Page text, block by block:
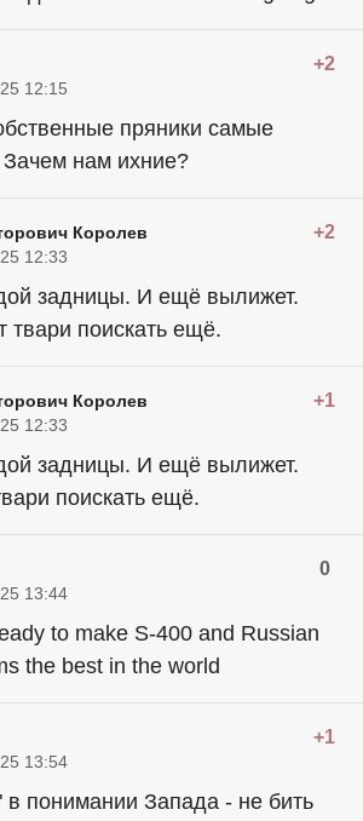
+2
12:15
пряники самые
нам ихние?
Королев +2
12:33
задницы. И ещё вылижет.
твари поискать ещё.
Королев +1
12:33
задницы. И ещё вылижет.
поискать ещё.
0
13:44
to make S-400 and Russian
the best in the world
+1
13:54
в понимании Запада - не бить